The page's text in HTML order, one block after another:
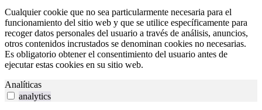
Cualquier cookie que no sea particularmente necesaria para el
funcionamiento del sitio web y que se utilice específicamente para
recoger datos personales del usuario a través de análisis, anuncios,
otros contenidos incrustados se denominan cookies no necesarias.
Es obligatorio obtener el consentimiento del usuario antes de
ejecutar estas cookies en su sitio web.
Analíticas
analytics